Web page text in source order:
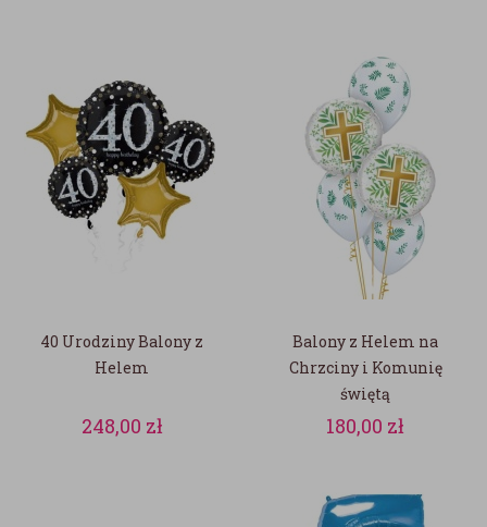
40 Urodziny Balony z
Helem
248,00 zł
Balony z Helem na
Chrzciny i Komunię
świętą
180,00 zł